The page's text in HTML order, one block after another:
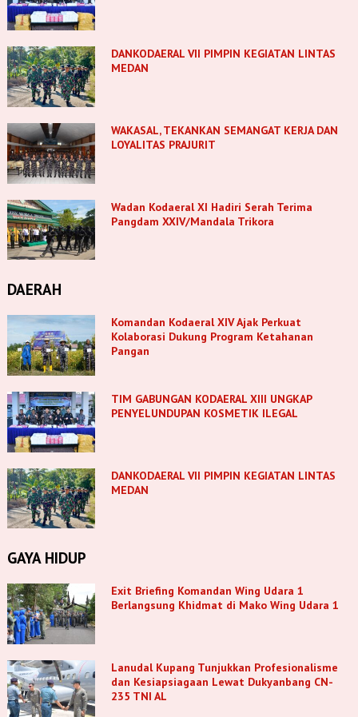
DANKODAERAL VII PIMPIN KEGIATAN LINTAS
MEDAN
WAKASAL, TEKANKAN SEMANGAT KERJA DAN
LOYALITAS PRAJURIT
Wadan Kodaeral XI Hadiri Serah Terima
Pangdam XXIV/Mandala Trikora
DAERAH
Komandan Kodaeral XIV Ajak Perkuat
Kolaborasi Dukung Program Ketahanan
Pangan
TIM GABUNGAN KODAERAL XIII UNGKAP
PENYELUNDUPAN KOSMETIK ILEGAL
DANKODAERAL VII PIMPIN KEGIATAN LINTAS
MEDAN
GAYA HIDUP
Exit Briefing Komandan Wing Udara 1
Berlangsung Khidmat di Mako Wing Udara 1
Lanudal Kupang Tunjukkan Profesionalisme
dan Kesiapsiagaan Lewat Dukyanbang CN-
235 TNI AL